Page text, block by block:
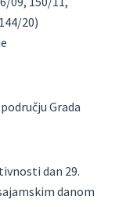
20)
Grada
dan 29.
danom